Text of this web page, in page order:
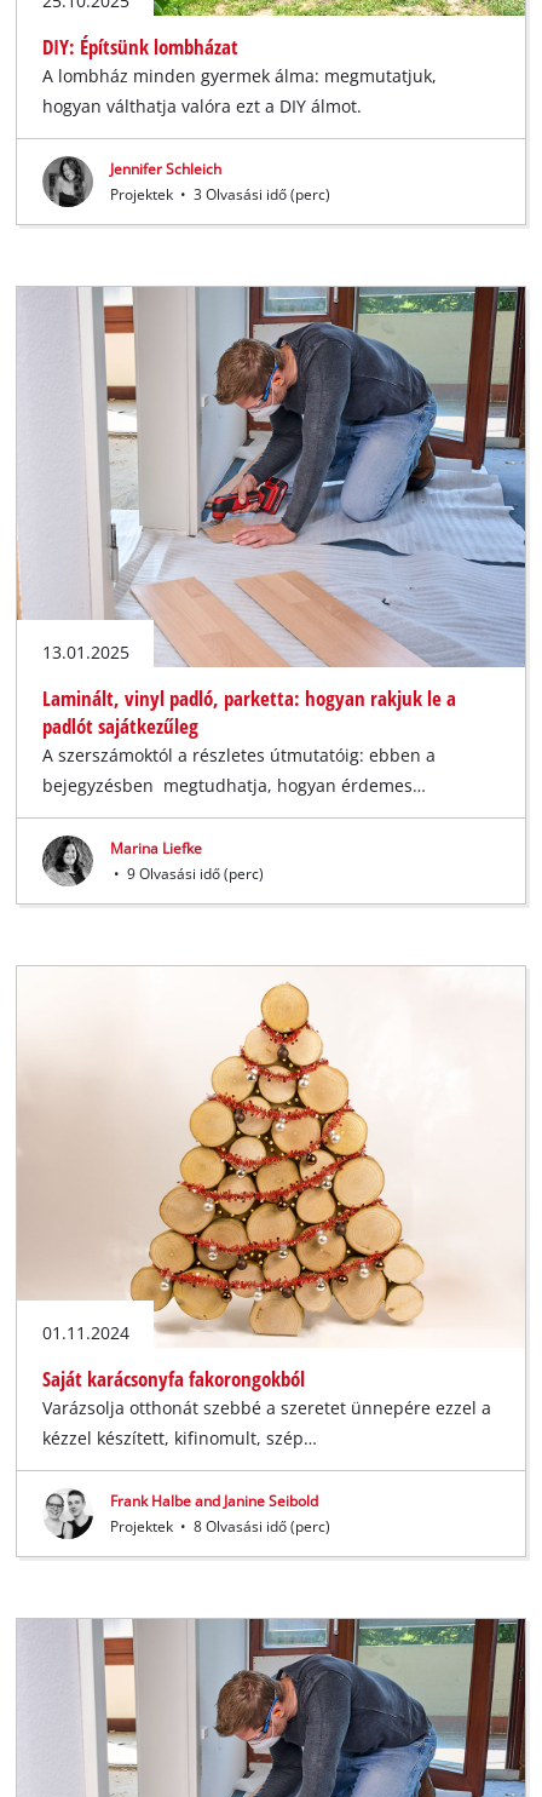
DIY: Építsünk lombházat
A lombház minden gyermek álma: megmutatjuk,
hogyan válthatja valóra ezt a DIY álmot.
Jennifer Schleich
Projektek • 3 Olvasási idő (perc)
13.01.2025
Laminált, vinyl padló, parketta: hogyan rakjuk le a
padlót sajátkezűleg
A szerszámoktól a részletes útmutatóig: ebben a
bejegyzésben megtudhatja, hogyan érdemes…
Marina Liefke
• 9 Olvasási idő (perc)
01.11.2024
Saját karácsonyfa fakorongokból
Varázsolja otthonát szebbé a szeretet ünnepére ezzel a
kézzel készített, kifinomult, szép…
Frank Halbe and Janine Seibold
Projektek • 8 Olvasási idő (perc)